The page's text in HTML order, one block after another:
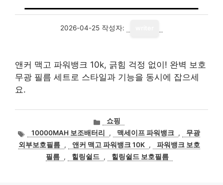
2026-04-25 작성자:
앤커 맥고 파워뱅크 10k, 긁힘 걱정 없이! 완벽 보호
무광 필름 세트로 스타일과 기능을 동시에 잡으세
요.
카
테
고
리
쇼핑
태
그
10000MAH 보조배터리 , 맥세이프 파워뱅크 ,
무광
외부보호필름 , 앤커 맥고 파워뱅크 10K ,
파워뱅크 보호
필름 , 힐링쉴드 , 힐링쉴드 보호필름